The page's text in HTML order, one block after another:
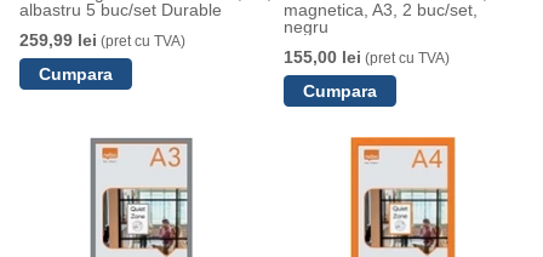
albastru 5 buc/set Durable
259,99 lei (pret cu TVA)
magnetica, A3, 2 buc/set,
negru
155,00 lei (pret cu TVA)